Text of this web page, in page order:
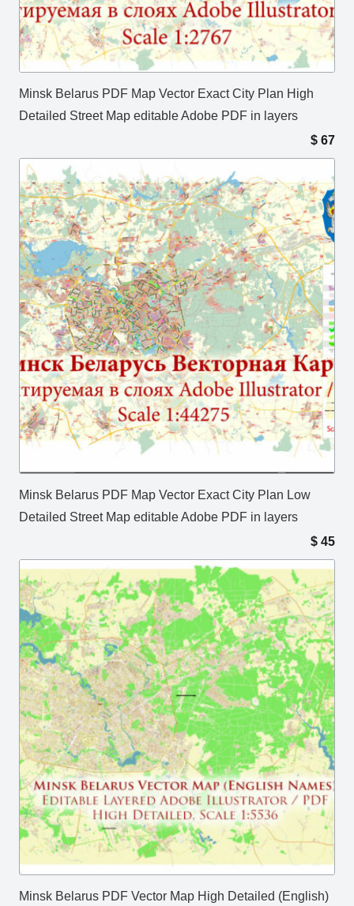
Minsk Belarus PDF Map Vector Exact City Plan High
Detailed Street Map editable Adobe PDF in layers
$ 67
Minsk Belarus PDF Map Vector Exact City Plan Low
Detailed Street Map editable Adobe PDF in layers
$ 45
Minsk Belarus PDF Vector Map High Detailed (English)